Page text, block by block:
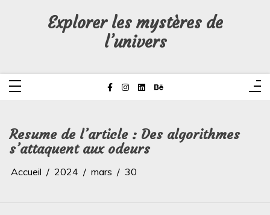
Explorer les mystères de
l’univers
Resume de l’article : Des algorithmes
s’attaquent aux odeurs
Accueil 2024 mars 30